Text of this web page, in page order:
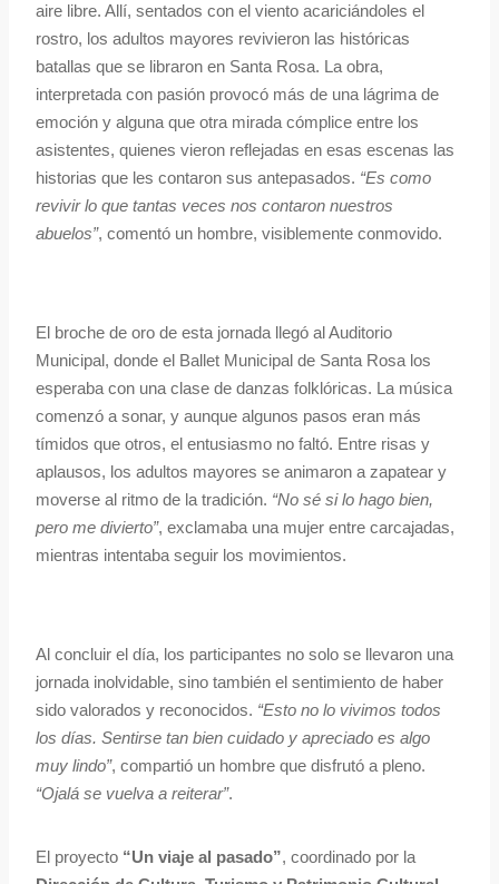
aire libre. Allí, sentados con el viento acariciándoles el
rostro, los adultos mayores revivieron las históricas
batallas que se libraron en Santa Rosa. La obra,
interpretada con pasión provocó más de una lágrima de
emoción y alguna que otra mirada cómplice entre los
asistentes, quienes vieron reflejadas en esas escenas las
historias que les contaron sus antepasados. “Es como
revivir lo que tantas veces nos contaron nuestros
abuelos”, comentó un hombre, visiblemente conmovido.
El broche de oro de esta jornada llegó al Auditorio
Municipal, donde el Ballet Municipal de Santa Rosa los
esperaba con una clase de danzas folklóricas. La música
comenzó a sonar, y aunque algunos pasos eran más
tímidos que otros, el entusiasmo no faltó. Entre risas y
aplausos, los adultos mayores se animaron a zapatear y
moverse al ritmo de la tradición. “No sé si lo hago bien,
pero me divierto”, exclamaba una mujer entre carcajadas,
mientras intentaba seguir los movimientos.
Al concluir el día, los participantes no solo se llevaron una
jornada inolvidable, sino también el sentimiento de haber
sido valorados y reconocidos. “Esto no lo vivimos todos
los días. Sentirse tan bien cuidado y apreciado es algo
muy lindo”, compartió un hombre que disfrutó a pleno.
“Ojalá se vuelva a reiterar”.
El proyecto “Un viaje al pasado”, coordinado por la